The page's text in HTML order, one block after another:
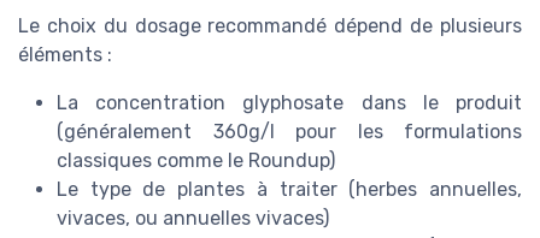
Le choix du dosage recommandé dépend de plusieurs
éléments :
La concentration glyphosate dans le produit
(généralement 360g/l pour les formulations
classiques comme le Roundup)
Le type de plantes à traiter (herbes annuelles,
vivaces, ou annuelles vivaces)